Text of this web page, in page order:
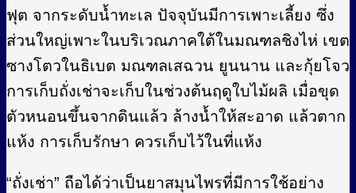
ฟุต จากระดับน้ำทะเล ปัจจุบันมีการเพาะเลี้ยง ซึ่ง
ส่วนใหญ่เพาะในบริเวณภาคใต้ในมณฑลชิงไห่ เขต
ซางโตวในธิเบต มณฑลเสฉวน ยูนนาน และกุ้ยโจว
การเก็บถั่งเช่าจะเก็บในช่วงต้นฤดูใบไม้ผลิ เมื่อขุด
ตัวหนอนขึ้นจากดินแล้ว ล้างน้ำให้สะอาด แล้วตาก
แห้ง การเก็บรักษา ควรเก็บไว้ในที่แห้ง
“ถั่งเช่า” ถือได้ว่าเป็นยาสมุนไพรที่มีการใช้อย่าง